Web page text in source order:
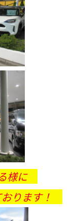
様に
ります！